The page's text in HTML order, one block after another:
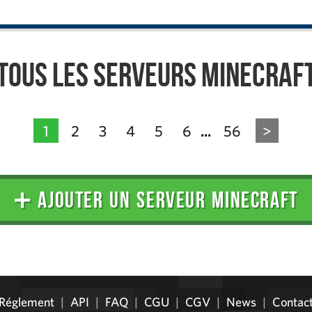
les serveurs
1 2 3 4 5 6 ... 56 >
➕ AJOUTER UN SERVEUR MINECRAFT
Réglement | API | FAQ | CGU | CGV | News |